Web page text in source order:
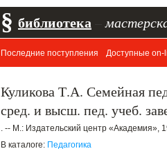
§ библиотека
Последние поступления Доступные on-
Куликова Т.А. Семейная
сред. и высш. пед. учеб.
. -- М.: Издательский центр «Академия»,
В каталоге: Педагогика